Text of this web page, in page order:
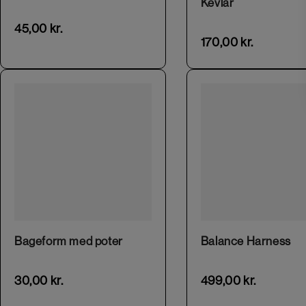
45,00 kr.
Kevlar
170,00 kr.
Bageform med poter
30,00 kr.
Balance Harness
499,00 kr.